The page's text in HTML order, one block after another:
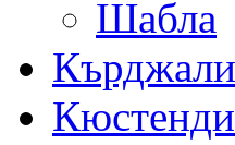
Шабла
Кърджали